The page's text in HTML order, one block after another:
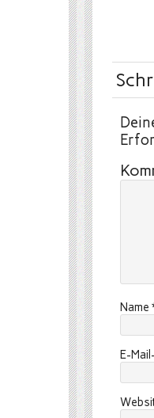
Name
E-